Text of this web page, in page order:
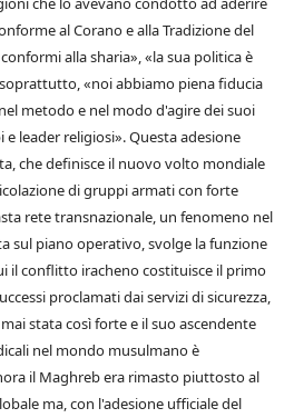
al Corano e alla Tradizione del
alla sharia», «la sua politica è
«noi abbiamo piena fiducia
metodo e nel modo d'agire dei suoi
leader religiosi». Questa adesione
che definisce il nuovo volto mondiale
di gruppi armati con forte
rete transnazionale, un fenomeno nel
sul piano operativo, svolge la funzione
il conflitto iracheno costituisce il primo
proclamati dai servizi di sicurezza,
stata così forte e il suo ascendente
nel mondo musulmano è
il Maghreb era rimasto piuttosto al
ma, con l'adesione ufficiale del